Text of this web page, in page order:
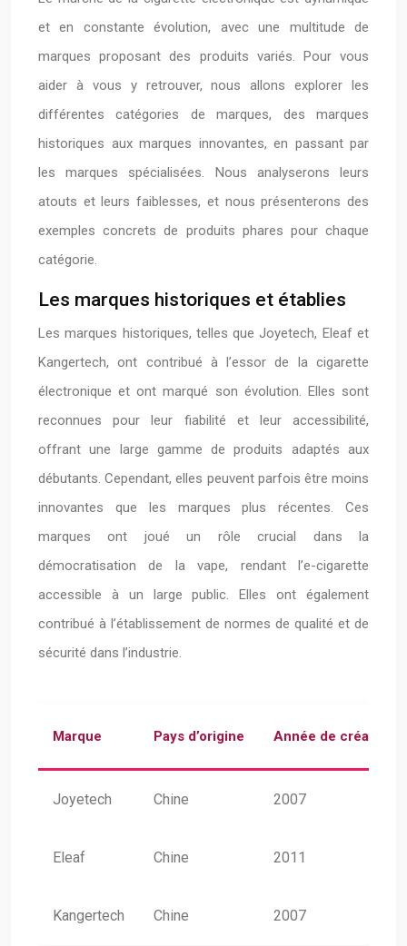
et en constante évolution, avec une multitude de
marques proposant des produits variés. Pour vous
aider à vous y retrouver, nous allons explorer les
différentes catégories de marques, des marques
historiques aux marques innovantes, en passant par
les marques spécialisées. Nous analyserons leurs
atouts et leurs faiblesses, et nous présenterons des
exemples concrets de produits phares pour chaque
catégorie.
Les marques historiques et établies
Les marques historiques, telles que Joyetech, Eleaf et
Kangertech, ont contribué à l’essor de la cigarette
électronique et ont marqué son évolution. Elles sont
reconnues pour leur fiabilité et leur accessibilité,
offrant une large gamme de produits adaptés aux
débutants. Cependant, elles peuvent parfois être moins
innovantes que les marques plus récentes. Ces
marques ont joué un rôle crucial dans la
démocratisation de la vape, rendant l’e-cigarette
accessible à un large public. Elles ont également
contribué à l’établissement de normes de qualité et de
sécurité dans l’industrie.
Marque Pays d’origine Année de création
Joyetech Chine 2007
Eleaf Chine 2011
Kangertech Chine 2007